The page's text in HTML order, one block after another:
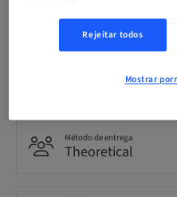
Italiano
0.00 Pontos
Método de entrega
Theoretical
Rejeitar todos
Mostrar